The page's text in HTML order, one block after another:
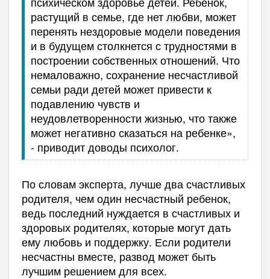
растущий в семье, где нет любви, может
перенять нездоровые модели поведения
и в будущем столкнется с трудностями в
построении собственных отношений. Что
немаловажно, сохранение несчастливой
семьи ради детей может привести к
подавлению чувств и
неудовлетворенности жизнью, что также
может негативно сказаться на ребенке»,
- приводит доводы психолог.
По словам эксперта, лучше два счастливых
родителя, чем один несчастный ребенок,
ведь последний нуждается в счастливых и
здоровых родителях, которые могут дать
ему любовь и поддержку. Если родители
несчастны вместе, развод может быть
лучшим решением для всех.